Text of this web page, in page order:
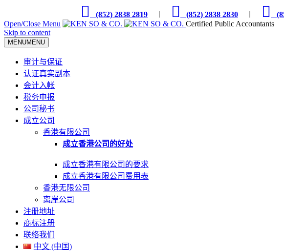
(852) 2838 2819 (852) 2838 2830
Open/Close Menu
Certified Public Accountants
Skip to content
MENUMENU
审计与保证
认证真实副本
会计入帐
税务申报
公司秘书
成立公司
香港有限公司
成立香港公司的好处
成立香港有限公司的要求
成立香港有限公司费用表
香港无限公司
离岸公司
注册地址
商标注册
联络我们
中文 (中国)